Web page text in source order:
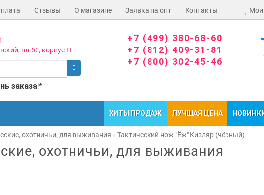
Отзывы О магазине Заявка на опт Контакты Мои
вл.50, корпус П
заказа!*
+7 (499) 380-68-60
+7 (812) 409-31-81
+7 (800) 302-45-46
ХИТЫ ПРОДАЖ ЛУЧШАЯ ЦЕНА
охотничьи, для выживания Тактический нож "Ёж" Кизляр (чёрный)
охотничьи, для выживания